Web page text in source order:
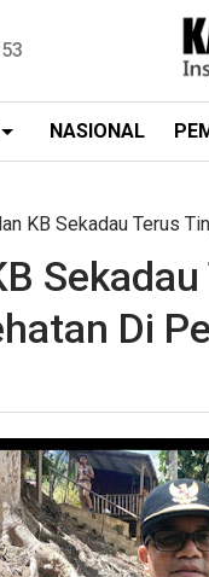
NASIONAL
KB Sekadau Terus
Di